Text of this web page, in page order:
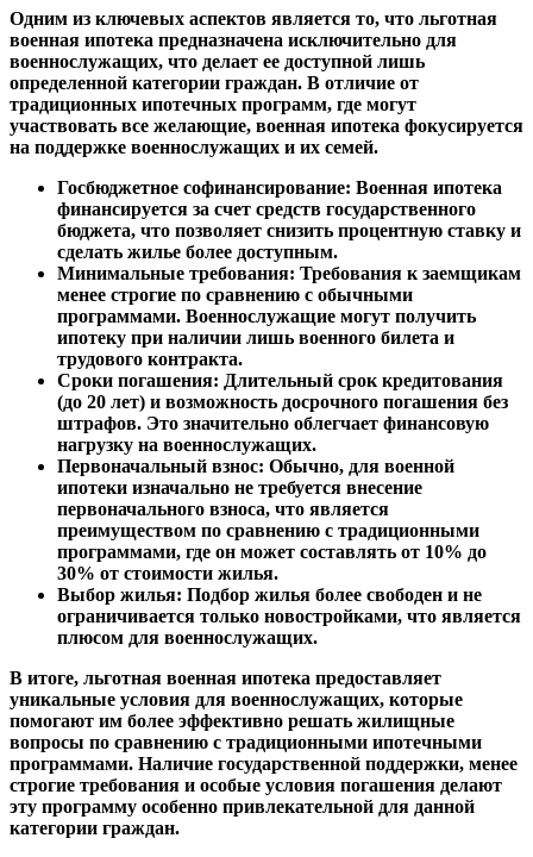
Одним из ключевых аспектов является то, что льготная
военная ипотека предназначена исключительно для
военнослужащих, что делает ее доступной лишь
определенной категории граждан. В отличие от
традиционных ипотечных программ, где могут
участвовать все желающие, военная ипотека фокусируется
на поддержке военнослужащих и их семей.
Госбюджетное софинансирование: Военная ипотека
финансируется за счет средств государственного
бюджета, что позволяет снизить процентную ставку и
сделать жилье более доступным.
Минимальные требования: Требования к заемщикам
менее строгие по сравнению с обычными
программами. Военнослужащие могут получить
ипотеку при наличии лишь военного билета и
трудового контракта.
Сроки погашения: Длительный срок кредитования
(до 20 лет) и возможность досрочного погашения без
штрафов. Это значительно облегчает финансовую
нагрузку на военнослужащих.
Первоначальный взнос: Обычно, для военной
ипотеки изначально не требуется внесение
первоначального взноса, что является
преимуществом по сравнению с традиционными
программами, где он может составлять от 10% до
30% от стоимости жилья.
Выбор жилья: Подбор жилья более свободен и не
ограничивается только новостройками, что является
плюсом для военнослужащих.
В итоге, льготная военная ипотека предоставляет
уникальные условия для военнослужащих, которые
помогают им более эффективно решать жилищные
вопросы по сравнению с традиционными ипотечными
программами. Наличие государственной поддержки, менее
строгие требования и особые условия погашения делают
эту программу особенно привлекательной для данной
категории граждан.